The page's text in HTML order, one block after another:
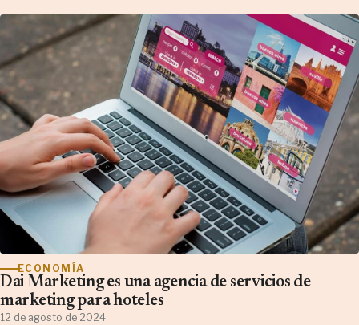
ECONOMÍA
Dai Marketing es una agencia de servicios de
marketing para hoteles
12 de agosto de 2024